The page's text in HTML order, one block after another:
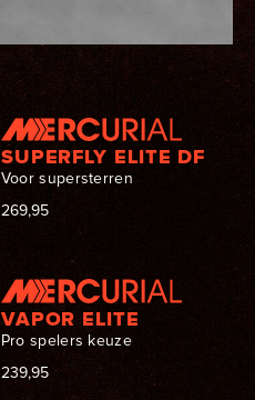
SUPERFLY ELITE DF
Voor supersterren
269,95
VAPOR ELITE
Pro spelers keuze
239,95